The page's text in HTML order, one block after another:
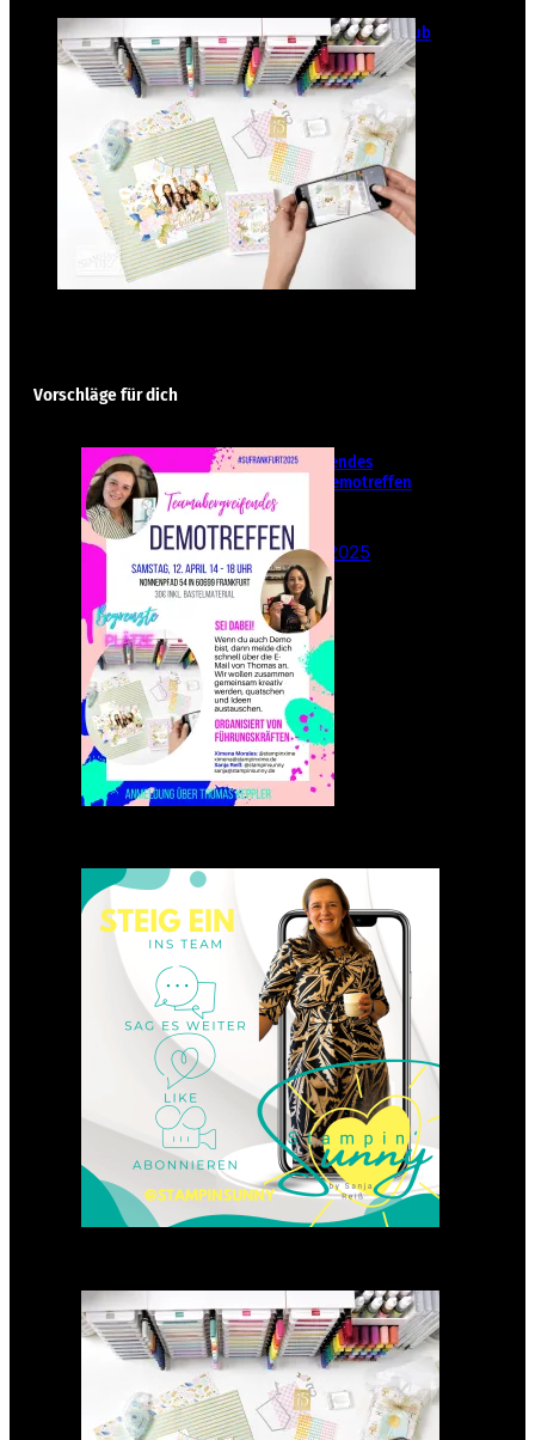
GANZ NEU: Scrapbooking Club
2025
21. Januar 2025
Vorschläge für dich
Teamübergreifendes
Stampin‘ Up! Demotreffen
– Sei dabei!
26. Februar 2025
Einsteigen 2025 im Team
Stampin‘ Sunny
23. Januar 2025
GANZ NEU: Scrapbooking
Club 2025
21. Januar 2025